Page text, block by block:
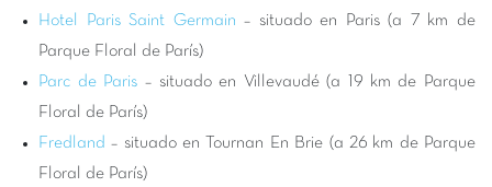
optar por unas vacaciones que combinan la tranquilidad de la
naturaleza y la riqueza de las actividades parisinas. Nuestros
modernos e infraestructuras de calidad. Disfrute de nuestros
parques acuáticos
infantiles y de nuestras noches temáticas para momentos de
alegría compartida. Después de un día explorando el parque o
Hotel Paris Saint Germain– situado en Paris (a 7 km de
Parque Floral de París)
Parc de Paris – situado en Villevaudé (a 19 km de Parque
Floral de París)
Fredland– situado en Tournan En Brie (a 26 km de Parque
Floral de París)